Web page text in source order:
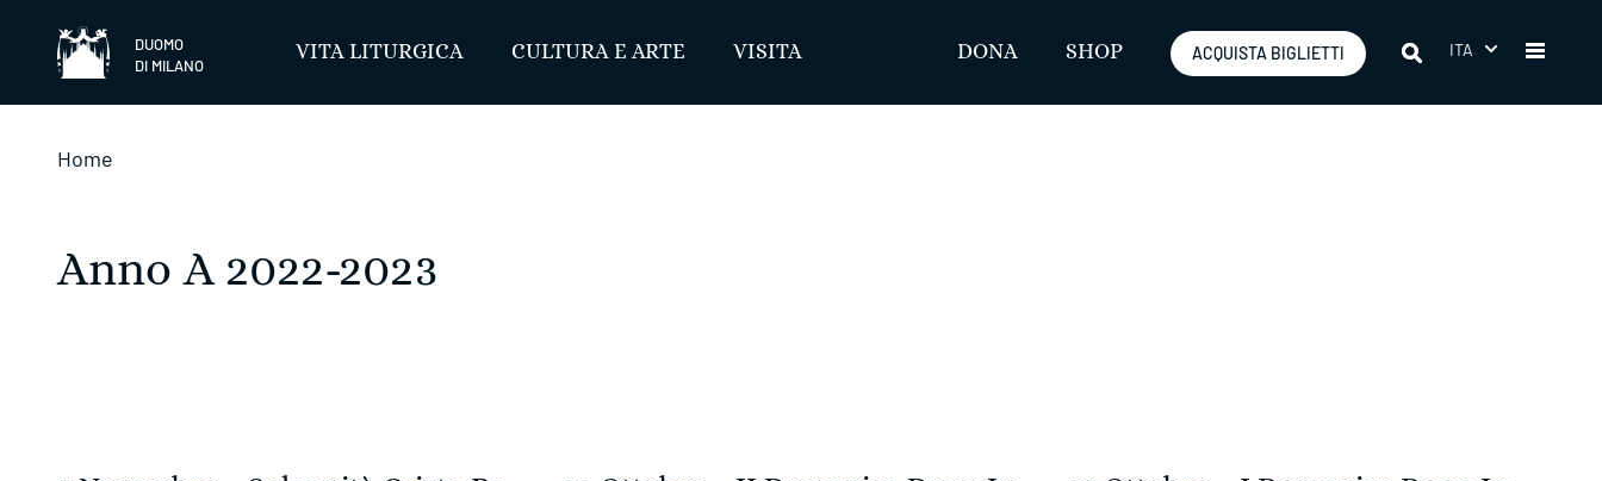
DUOMO
DI MILANO
VITA LITURGICA CULTURA E ARTE VISITA DONA SHOP ACQUISTA BIGLIETTI ITA
Home
Anno A 2022-2023